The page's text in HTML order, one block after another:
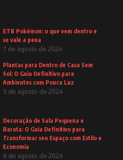
ETB Pokémon: o que vem dentro e
se vale a pena
7 de agosto de 2026
Plantas para Dentro de Casa Sem
Sol: O Guia Definitivo para
Ambientes com Pouca Luz
5 de agosto de 2026
Decoração de Sala Pequena e
Barata: O Guia Definitivo para
Transformar seu Espaço com Estilo e
Economia
4 de agosto de 2026